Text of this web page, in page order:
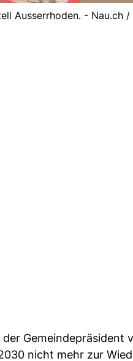
Ausserrhoden. - Nau.ch
Gemeindepräsident
nicht mehr zur